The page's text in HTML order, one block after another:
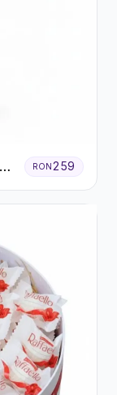
RON259